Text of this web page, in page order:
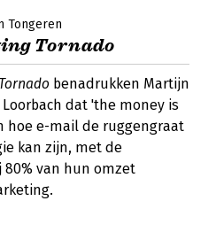
Tongeren
Tornado
benadrukken Martijn
dat 'the money is
hoe e-mail de ruggengraat
kan zijn, met de
van hun omzet